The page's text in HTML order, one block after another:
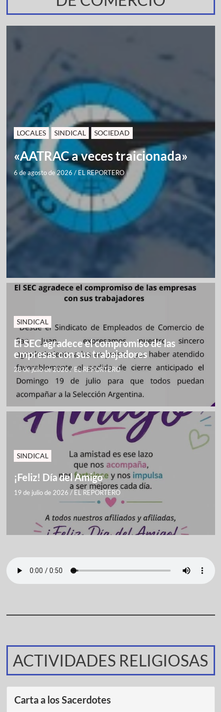
LOCALES SINDICAL SOCIEDAD
«AATRAC a veces traicionada»
6 de agosto de 2026 / EL REPORTERO
SINDICAL
El SEC agradece el compromiso de las
empresas con sus trabajadores
28 de julio de 2026/ EL REPORTERO
SINDICAL
¡Feliz! Día del Amigo
19 de julio de 2026 / EL REPORTERO
ACTIVIDADES RELIGIOSAS
Carta a los Sacerdotes